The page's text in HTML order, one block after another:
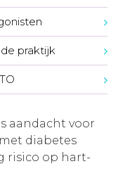
praktijk
aandacht voor
diabetes
risico op hart-